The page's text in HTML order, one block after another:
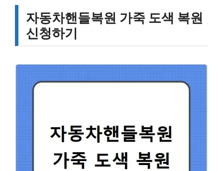
자동차핸들복원 가죽 도색 복원
신청하기